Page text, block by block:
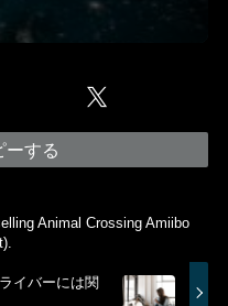
ーする
Animal Crossing Amiibo
イバーには関